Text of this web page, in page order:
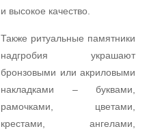
и высокое качество.
Также ритуальные памятники
надгробия украшают
бронзовыми или акриловыми
накладками – буквами,
рамочками, цветами,
крестами, ангелами,